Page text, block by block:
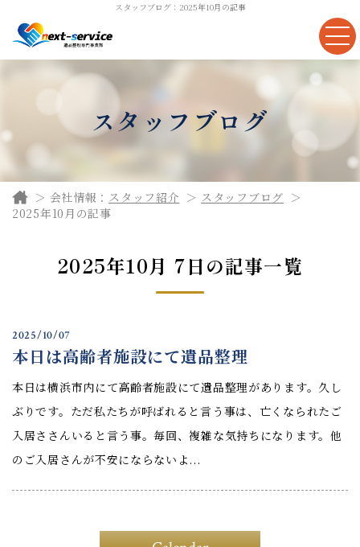
スタッフブログ：2025年10月の記事
スタッフブログ
会社情報： スタッフ紹介
スタッフブログ
2025年10月の記事
2025年10月 7日の記事一覧
2025/10/07
本日は高齢者施設にて遺品整理
本日は横浜市内にて高齢者施設にて遺品整理があります。久し
ぶりです。ただ私たちが呼ばれると言う事は、亡くなられたご
入居ささんいると言う事。毎回、複雑な気持ちになります。他
のご入居さんが不安にならないよ...